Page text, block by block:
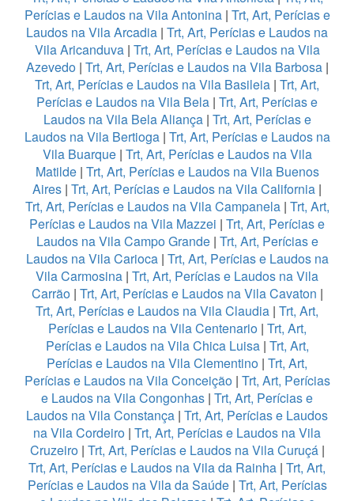
Perícias e Laudos na Vila Antonina| Trt, Art, Perícias e
Laudos na Vila Arcadia | Trt, Art, Perícias e Laudos na
Vila Aricanduva| Trt, Art, Perícias e Laudos na Vila
Azevedo| Trt, Art, Perícias e Laudos na Vila Barbosa|
Trt, Art, Perícias e Laudos na Vila Basileia | Trt, Art,
Perícias e Laudos na Vila Bela | Trt, Art, Perícias e
Laudos na Vila Bela Aliança| Trt, Art, Perícias e
Laudos na Vila Bertioga| Trt, Art, Perícias e Laudos na
Vila Buarque| Trt, Art, Perícias e Laudos na Vila
Matilde| Trt, Art, Perícias e Laudos na Vila Buenos
Aires | Trt, Art, Perícias e Laudos na Vila California |
Trt, Art, Perícias e Laudos na Vila Campanela| Trt, Art,
Perícias e Laudos na Vila Mazzei | Trt, Art, Perícias e
Laudos na Vila Campo Grande| Trt, Art, Perícias e
Laudos na Vila Carioca| Trt, Art, Perícias e Laudos na
Vila Carmosina | Trt, Art, Perícias e Laudos na Vila
Carrão| Trt, Art, Perícias e Laudos na Vila Cavaton |
Trt, Art, Perícias e Laudos na Vila Claudia | Trt, Art,
Perícias e Laudos na Vila Centenario| Trt, Art,
Perícias e Laudos na Vila Chica Luisa | Trt, Art,
Perícias e Laudos na Vila Clementino | Trt, Art,
Perícias e Laudos na Vila Conceição| Trt, Art, Perícias
e Laudos na Vila Congonhas | Trt, Art, Perícias e
Laudos na Vila Constança | Trt, Art, Perícias e Laudos
na Vila Cordeiro | Trt, Art, Perícias e Laudos na Vila
Cruzeiro | Trt, Art, Perícias e Laudos na Vila Curuçá |
Trt, Art, Perícias e Laudos na Vila da Rainha | Trt, Art,
Perícias e Laudos na Vila da Saúde| Trt, Art, Perícias